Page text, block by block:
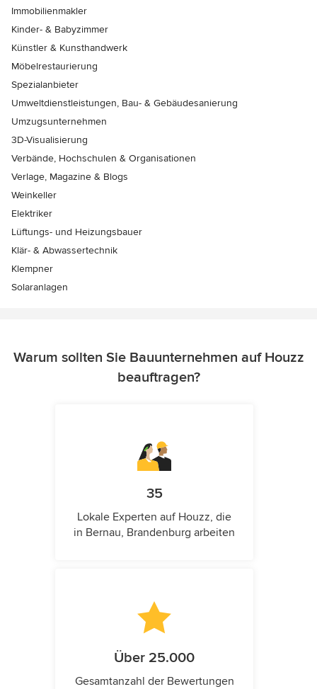
Immobilienmakler
Kinder- & Babyzimmer
Künstler & Kunsthandwerk
Möbelrestaurierung
Spezialanbieter
Umweltdienstleistungen, Bau- & Gebäudesanierung
Umzugsunternehmen
3D-Visualisierung
Verbände, Hochschulen & Organisationen
Verlage, Magazine & Blogs
Weinkeller
Elektriker
Lüftungs- und Heizungsbauer
Klär- & Abwassertechnik
Klempner
Solaranlagen
Warum sollten Sie Bauunternehmen auf Houzz
beauftragen?
35
Lokale Experten auf Houzz, die
in Bernau, Brandenburg arbeiten
Über 25.000
Gesamtanzahl der Bewertungen